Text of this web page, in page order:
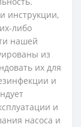
инструкции,
либо
нашей
из
их для
и
и
насоса и